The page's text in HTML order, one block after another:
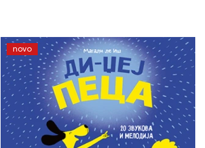
novo